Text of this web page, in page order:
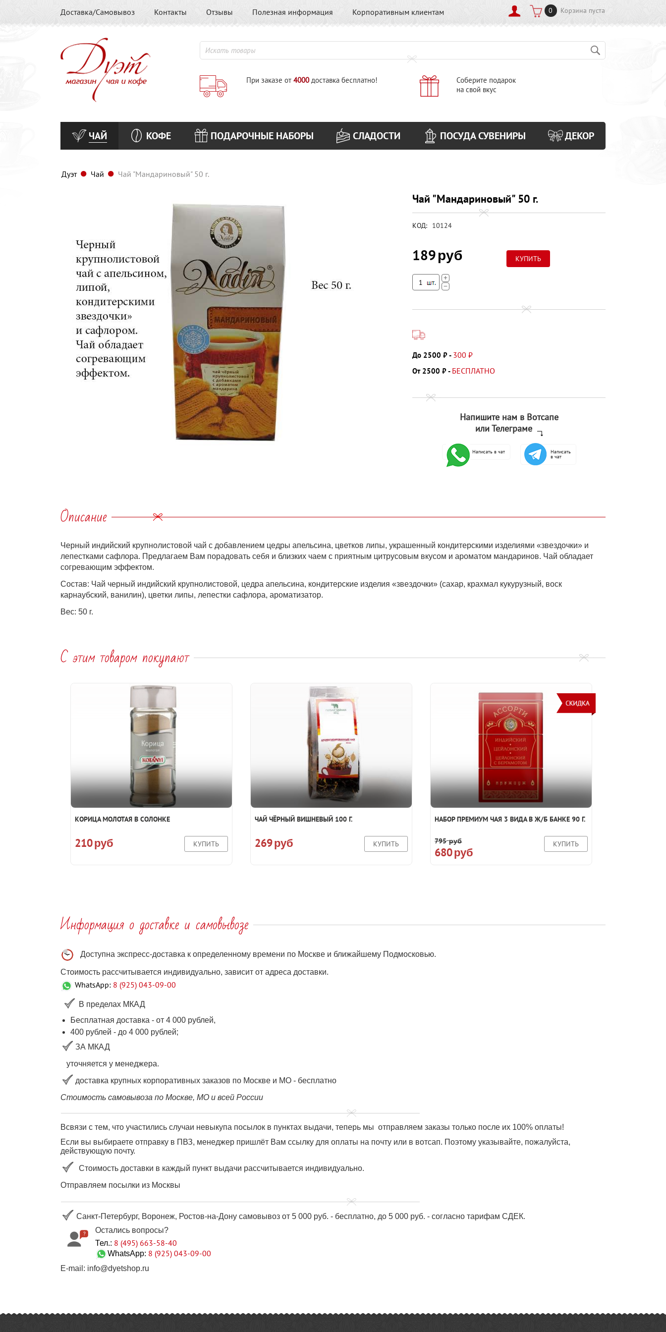
Доставка/Самовывоз Контакты Отзывы Полезная информация Корпоративным клиентам 0 Корзина пуста
При заказе от 4000доставка бесплатно!
Соберите подарок
на свой вкус
ЧАЙ КОФЕ ПОДАРОЧНЫЕ НАБОРЫ СЛАДОСТИ ПОСУДА СУВЕНИРЫ ДЕКОР
Дуэт Чай Чай "Мандариновый" 50 г.
Чай "Мандариновый" 50 г.
КОД: 10124
189 руб
+
−
До 2500 ₽ - 300 ₽
От 2500 ₽ - БЕСПЛАТНО
Напишите нам в Вотсапе
или Телеграме
Написать в чат Написать
в чат
Описание
Черный индийский крупнолистовой чай с добавлением цедры апельсина, цветков липы, украшенный кондитерскими изделиями «звездочки» и
лепестками сафлора. Предлагаем Вам порадовать себя и близких чаем с приятным цитрусовым вкусом и ароматом мандаринов. Чай обладает
согревающим эффектом.
Состав: Чай черный индийский крупнолистовой, цедра апельсина, кондитерские изделия «звездочки» (сахар, крахмал кукурузный, воск
карнаубский, ванилин), цветки липы, лепестки сафлора, ароматизатор.
Вес: 50 г.
С этим товаром покупают
КОРИЦА МОЛОТАЯ В СОЛОНКЕ
210 руб КУПИТЬ
ЧАЙ ЧЁРНЫЙ ВИШНЕВЫЙ 100 Г.
269 руб КУПИТЬ
НАБОР ПРЕМИУМ ЧАЯ 3 ВИДА В Ж/Б БАНКЕ 90 Г.
795 руб
680 руб
КУПИТЬ
Информация о доставке и самовывозе
Доступна экспресс-доставка к определенному времени по Москве и ближайшему Подмосковью.
Стоимость рассчитывается индивидуально, зависит от адреса доставки.
WhatsApp: 8 (925) 043-09-00
В пределах МКАД
Бесплатная доставка - от 4 000 рублей,
400 рублей - до 4 000 рублей;
ЗА МКАД
уточняется у менеджера.
доставка крупных корпоративных заказов по Москве и МО - бесплатно
Стоимость самовывоза по Москве, МО и всей России
Всвязи с тем, что участились случаи невыкупа посылок в пунктах выдачи, теперь мы отправляем заказы только после их 100% оплаты!
Если вы выбираете отправку в ПВЗ, менеджер пришлёт Вам ссылку для оплаты на почту или в вотсап. Поэтому указывайте, пожалуйста,
действующую почту.
Стоимость доставки в каждый пункт выдачи рассчитывается индивидуально.
Отправляем посылки из Москвы
Санкт-Петербург, Воронеж, Ростов-на-Дону самовывоз от 5 000 руб. - бесплатно, до 5 000 руб. - согласно тарифам СДЕК.
Остались вопросы?
Тел.: 8 (495) 663-58-40
WhatsApp: 8 (925) 043-09-00
E-mail: info@dyetshop.ru